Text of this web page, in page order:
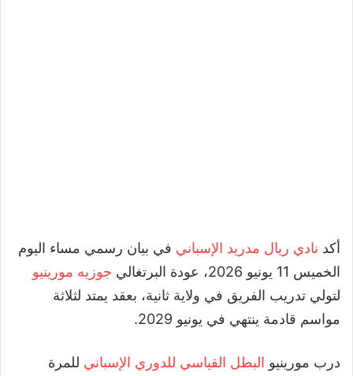
أكد نادي ريال مدريد الإسباني في بيان رسمي مساء اليوم
الخميس 11 يونيو 2026، عودة البرتغالي
جوزيه مورينيو
لتولي تدريب الفريق في ولاية ثانية، بعقد يمتد لثلاثة
مواسم قادمة ينتهي في يونيو 2029.
درب مورينيو البطل القياسي للدوري الإسباني للمرة